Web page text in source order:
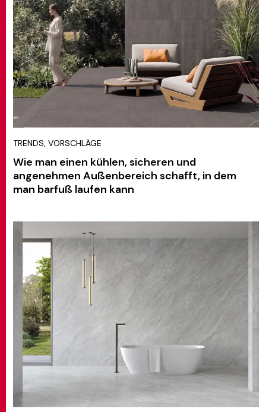
TRENDS, VORSCHLÄGE
Wie man einen kühlen, sicheren und
angenehmen Außenbereich schafft, in dem
man barfuß laufen kann